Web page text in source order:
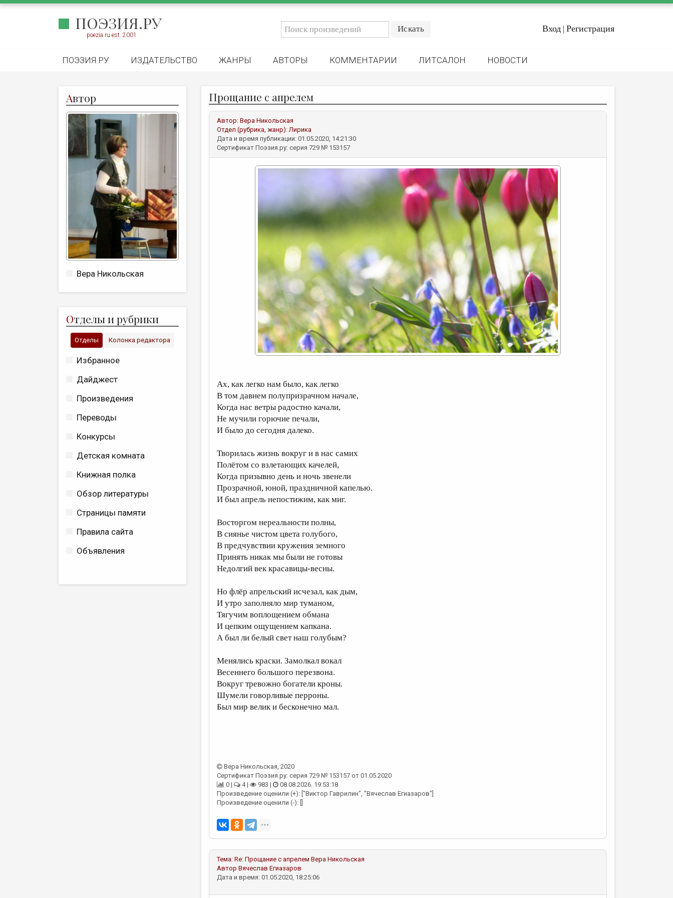
ПОЭЗИЯ.РУ
poezia.ru est. 2001
Вход | Регистрация
ПОЭЗИЯ.РУ ИЗДАТЕЛЬСТВО ЖАНРЫ АВТОРЫ КОММЕНТАРИИ ЛИТСАЛОН НОВОСТИ
Автор
Вера Никольская
Отделы и рубрики
Отделы Колонка редактора
Избранное
Дайджест
Произведения
Переводы
Конкурсы
Детская комната
Книжная полка
Обзор литературы
Страницы памяти
Правила сайта
Объявления
Прощание с апрелем
Автор: Вера Никольская
Отдел (рубрика, жанр):Лирика
Дата и время публикации: 01.05.2020, 14:21:30
Сертификат Поэзия.ру: серия 729 № 153157
Ах, как легко нам было, как легко
В том давнем полупризрачном начале,
Когда нас ветры радостно качали,
Не мучили горючие печали,
И было до сегодня далеко.
Творилась жизнь вокруг и в нас самих
Полётом со взлетающих качелей,
Когда призывно день и ночь звенели
Прозрачной, юной, праздничной капелью.
И был апрель непостижим, как миг.
Восторгом нереальности полны,
В сиянье чистом цвета голубого,
В предчувствии кружения земного
Принять никак мы были не готовы
Недолгий век красавицы-весны.
Но флёр апрельский исчезал, как дым,
И утро заполняло мир туманом,
Тягучим воплощением обмана
И цепким ощущением капкана.
А был ли белый свет наш голубым?
Менялись краски. Замолкал вокал
Весеннего большого перезвона.
Вокруг тревожно богатели кроны.
Шумели говорливые перроны.
Был мир велик и бесконечно мал.
Вера Никольская, 2020
Сертификат Поэзия.ру: серия 729 № 153157 от 01.05.2020
0 |
4 | 983 |
08.08.2026. 19:53:18
Произведение оценили (+): ["Виктор Гаврилин", "Вячеслав Егиазаров"]
Произведение оценили (-): []
Тема: Re: Прощание с апрелем Вера Никольская
Автор Вячеслав Егиазаров
Дата и время: 01.05.2020, 18:25:06